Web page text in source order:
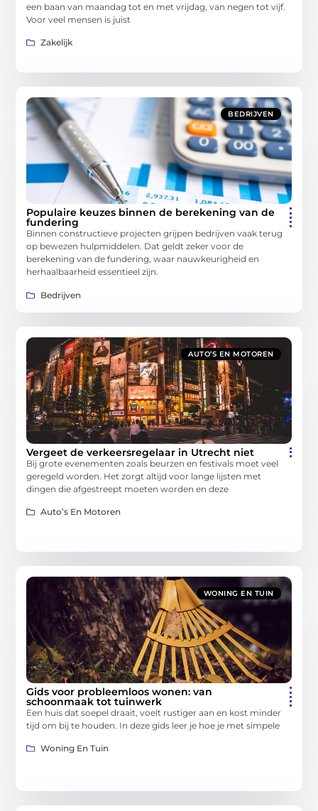
een baan van maandag tot en met vrijdag, van negen tot vijf.
Voor veel mensen is juist
Zakelijk
BEDRIJVEN
Populaire keuzes binnen de berekening van de
fundering
Binnen constructieve projecten grijpen bedrijven vaak terug
op bewezen hulpmiddelen. Dat geldt zeker voor de
berekening van de fundering, waar nauwkeurigheid en
herhaalbaarheid essentieel zijn.
Bedrijven
AUTO’S EN MOTOREN
Vergeet de verkeersregelaar in Utrecht niet
Bij grote evenementen zoals beurzen en festivals moet veel
geregeld worden. Het zorgt altijd voor lange lijsten met
dingen die afgestreept moeten worden en deze
Auto’s En Motoren
WONING EN TUIN
Gids voor probleemloos wonen: van
schoonmaak tot tuinwerk
Een huis dat soepel draait, voelt rustiger aan en kost minder
tijd om bij te houden. In deze gids leer je hoe je met simpele
Woning En Tuin